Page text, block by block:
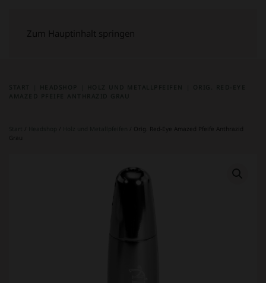
Zum Hauptinhalt springen
/ Orig. Red-Eye Amazed Pfeife Anthrazid